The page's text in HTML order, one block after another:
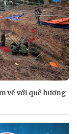
về với quê hương